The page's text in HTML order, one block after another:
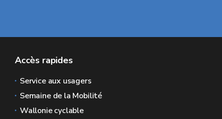
Accès rapides
Service aux usagers
Semaine de la Mobilité
Wallonie cyclable